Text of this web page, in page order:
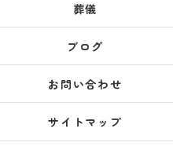
葬儀
ブログ
お問い合わせ
サイトマップ